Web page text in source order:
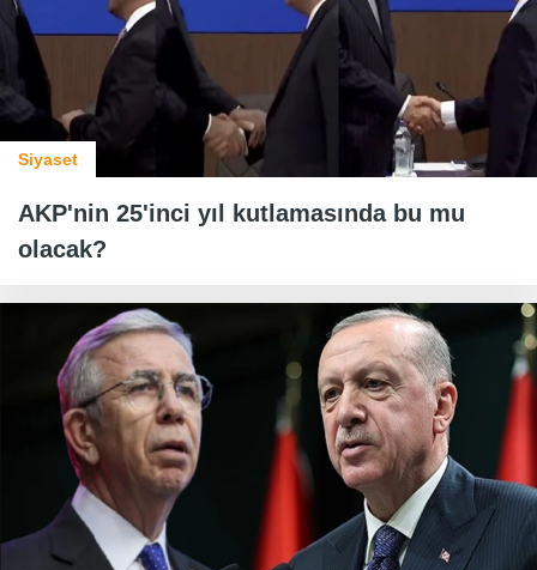
Siyaset
AKP'nin 25'inci yıl kutlamasında bu mu
olacak?